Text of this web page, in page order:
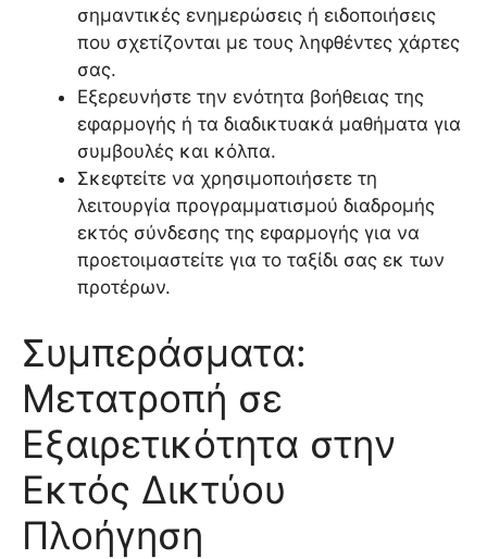
σημαντικές ενημερώσεις ή ειδοποιήσεις
που σχετίζονται με τους ληφθέντες χάρτες
σας.
Εξερευνήστε την ενότητα βοήθειας της
εφαρμογής ή τα διαδικτυακά μαθήματα για
συμβουλές και κόλπα.
Σκεφτείτε να χρησιμοποιήσετε τη
λειτουργία προγραμματισμού διαδρομής
εκτός σύνδεσης της εφαρμογής για να
προετοιμαστείτε για το ταξίδι σας εκ των
προτέρων.
Συμπεράσματα:
Μετατροπή σε
Εξαιρετικότητα στην
Εκτός Δικτύου
Πλοήγηση